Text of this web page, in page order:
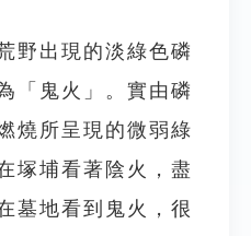
野出現的淡綠色磷
「鬼火」。實由磷
燒所呈現的微弱綠
塚埔看著陰火，盡
墓地看到鬼火，很